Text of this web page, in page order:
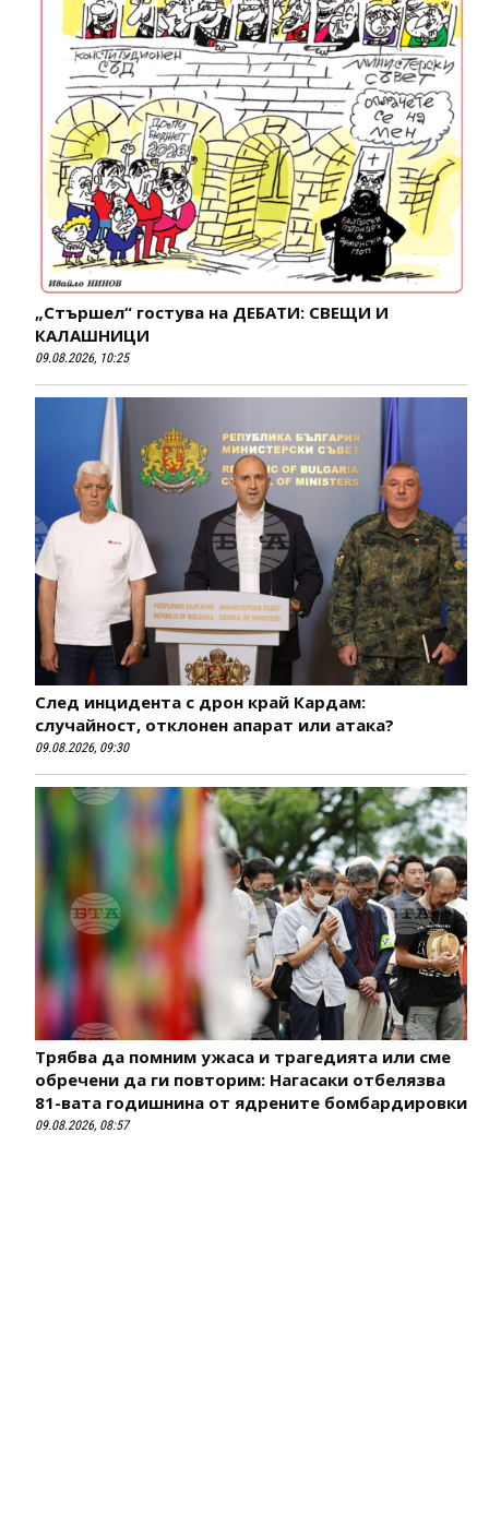
„Стършел“ гостува на ДЕБАТИ: СВЕЩИ И
КАЛАШНИЦИ
09.08.2026, 10:25
След инцидента с дрон край Кардам:
случайност, отклонен апарат или атака?
09.08.2026, 09:30
Трябва да помним ужаса и трагедията или сме
обречени да ги повторим: Нагасаки отбелязва
81-вата годишнина от ядрените бомбардировки
09.08.2026, 08:57